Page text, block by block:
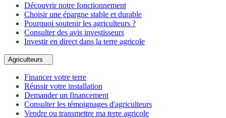
Découvrir notre fonctionnement
Choisir une épargne stable et durable
Pourquoi soutenir les agriculteurs ?
Consulter des avis investisseurs
Investir en direct dans la terre agricole
Agriculteurs
Financer votre terre
Réussir votre installation
Demander un financement
Consulter les témoignages d'agriculteurs
Vendre ou transmettre ma terre agricole